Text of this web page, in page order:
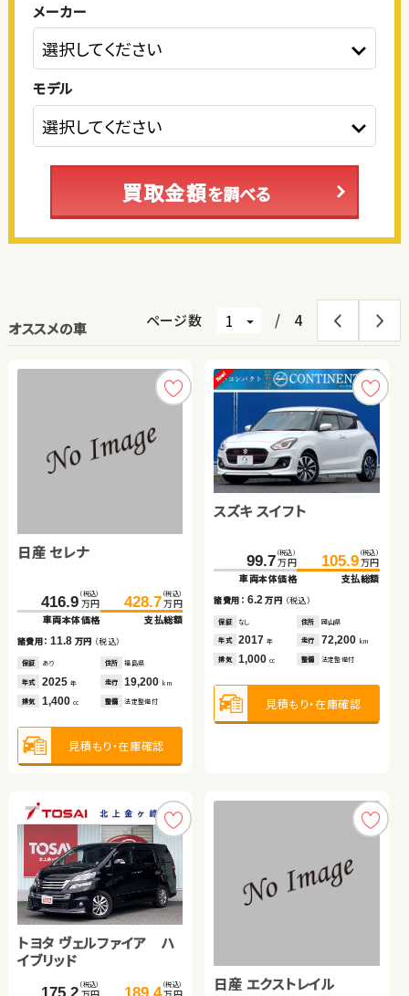
メーカー
モデル
買取金額を調べる
オススメの車 ページ数 / 4
日産 セレナ
416.9 （税込）
万円
車両本体価格
428.7 （税込）
万円
支払総額
諸費用：11.8 万円 （税込）
保証 あり 住所 福島県
年式 2025 年 走行 19,200 km
排気 1,400 cc 整備 法定整備付
見積もり・在庫確認
スズキ スイフト
99.7 （税込）
万円
車両本体価格
105.9 （税込）
万円
支払総額
諸費用： 6.2万円 （税込）
保証 なし 住所 岡山県
年式 2017年 走行 72,200 km
排気 1,000cc 整備 法定整備付
見積もり・在庫確認
トヨタ ヴェルファイア ハ
イブリッド
175.2 （税込） 189.4（税込） 日産 エクストレイル
47.3（税込）
万円
諸費用：12.4万円（税込）
あり 京都府
年式 2010年 走行
排気 1,800 整備 法定整備付
見積もり・在庫確認
ホンダ フィット
84.2 （税込）
万円
車両本体価格
99.9 （税込）
万円
支払総額
諸費用： 15.7万円（税込）
保証 あり 住所 岩手県
年式 2020年 走行 74,800 km
排気 1,400cc 整備 法定整備付
見積もり・在庫確認
トヨタ ヴォクシー
244.6（税込）
万円
車両本体価格
257.9（税込）
万円
諸費用：13.3万円（税込）
（税込）
スズキ ワゴンＲ
32.6 （税込）
万円
車両本体価格
34.8 （税込）
万円
支払総額
諸費用：2.2万円（税込）
保証 あり 住所 北海道
年式 2010 年 走行 117,000km
排気 660cc 整備 法定整備付
見積もり・在庫確認
スズキ ジムニーシエラ
248.7 （税込）
万円
車両本体価格
259.8 （税込）
万円
支払総額
諸費用： 11.1万円（税込）
保証 あり 住所 北海道
年式 2022年 走行 23,200 km
排気 1,500cc 整備 法定整備付
見積もり・在庫確認
ホンダ Ｎ ＢＯＸ
トヨタ アルファード ハイ
269.0（税込）
万円
諸費用：16.0万円（税込）
あり 北海道
年式 2020年 走行
排気 1,800 整備 法定整備付
見積もり・在庫確認
ダイハツ タント
105.0万円
車両本体価格
諸費用：7.0 万円 （税込）
保証 なし 住所 長野県
排気 660 整備 法定整備付